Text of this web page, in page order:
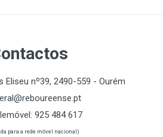
Eliseu nº39, 2490-559 - Ourém
925 484 617
para a rede móvel nacional)